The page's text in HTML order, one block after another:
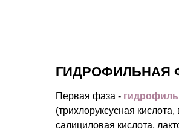
ГИДРОФИЛЬНАЯ
Первая фаза -
(трихлоруксусная
салициловая кислота,